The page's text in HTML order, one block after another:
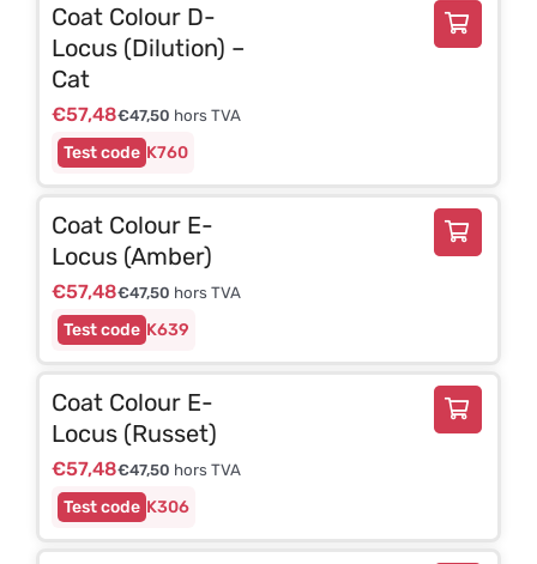
K760
Coat Colour D-
Locus (Dilution) –
Cat
€57,48€47,50 hors TVA
K639
Coat Colour E-
Locus (Amber)
€57,48€47,50 hors TVA
K306
Coat Colour E-
Locus (Russet)
€57,48€47,50 hors TVA